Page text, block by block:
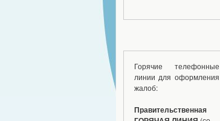
Горячие телефонные
линии для оформления
жалоб:
Правительственная